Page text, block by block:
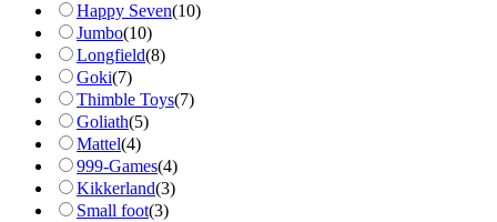
Happy Seven(10)
Jumbo(10)
Longfield(8)
Goki(7)
Thimble Toys(7)
Goliath(5)
Mattel(4)
999-Games(4)
Kikkerland(3)
Small foot(3)